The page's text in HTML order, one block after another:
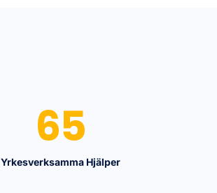
Yrkesverksamma Hjälper
65